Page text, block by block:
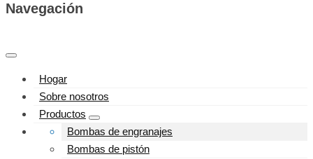
Navegación
Hogar
Sobre nosotros
Productos
Bombas de engranajes
Bombas de pistón